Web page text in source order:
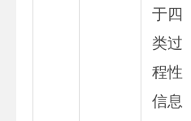
于四
类过
程性
信息